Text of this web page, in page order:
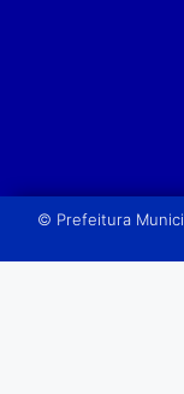
© Prefeitura